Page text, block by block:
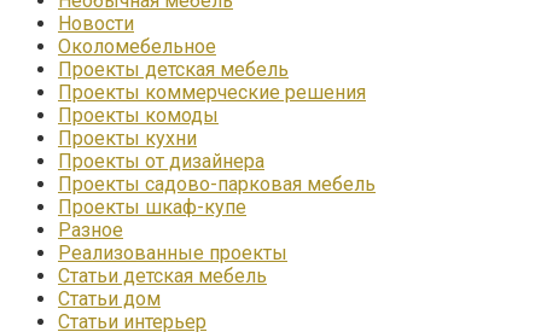
Новости
Околомебельное
Проекты детская мебель
Проекты коммерческие решения
Проекты комоды
Проекты кухни
Проекты от дизайнера
Проекты садово-парковая мебель
Проекты шкаф-купе
Разное
Реализованные проекты
Статьи детская мебель
Статьи дом
Статьи интерьер